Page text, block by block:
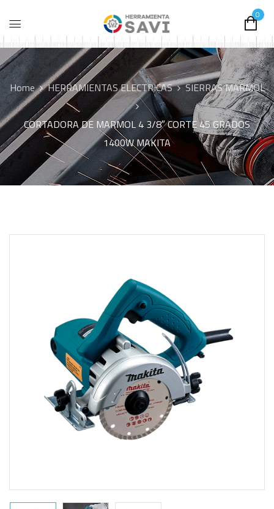
0
Home HERRAMIENTAS ELECTRICAS SIERRAS MARMOL
CORTADORA DE MARMOL 4 3/8″ CORTE 45 GRADOS
1400W MAKITA